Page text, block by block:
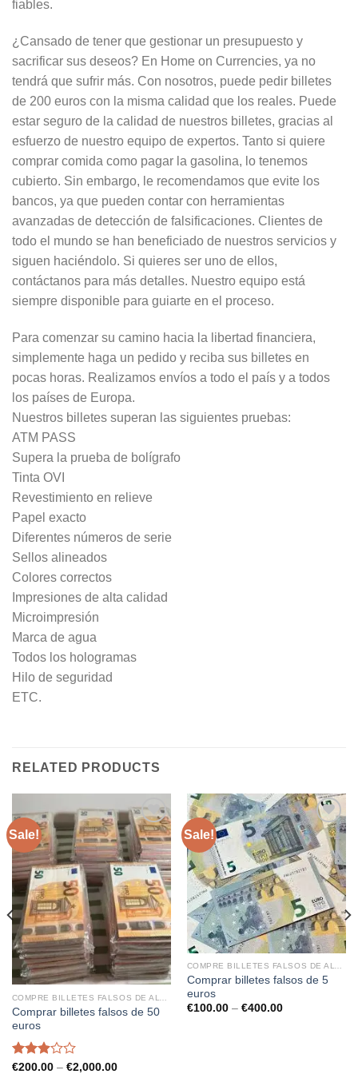
fiables.
¿Cansado de tener que gestionar un presupuesto y
sacrificar sus deseos? En Home on Currencies, ya no
tendrá que sufrir más. Con nosotros, puede pedir billetes
de 200 euros con la misma calidad que los reales. Puede
estar seguro de la calidad de nuestros billetes, gracias al
esfuerzo de nuestro equipo de expertos. Tanto si quiere
comprar comida como pagar la gasolina, lo tenemos
cubierto. Sin embargo, le recomendamos que evite los
bancos, ya que pueden contar con herramientas
avanzadas de detección de falsificaciones. Clientes de
todo el mundo se han beneficiado de nuestros servicios y
siguen haciéndolo. Si quieres ser uno de ellos,
contáctanos para más detalles. Nuestro equipo está
siempre disponible para guiarte en el proceso.
Para comenzar su camino hacia la libertad financiera,
simplemente haga un pedido y reciba sus billetes en
pocas horas. Realizamos envíos a todo el país y a todos
los países de Europa.
Nuestros billetes superan las siguientes pruebas:
ATM PASS
Supera la prueba de bolígrafo
Tinta OVI
Revestimiento en relieve
Papel exacto
Diferentes números de serie
Sellos alineados
Colores correctos
Impresiones de alta calidad
Microimpresión
Marca de agua
Todos los hologramas
Hilo de seguridad
ETC.
RELATED PRODUCTS
Sale!
Comprar billetes falsos de 50
euros
Rated
€200.00 – €2,000.00Price
Sale!
COMPRE BILLETES FALSOS DE ALTA CALIDAD
Comprar billetes falsos de 5
euros
€100.00 – €400.00Price